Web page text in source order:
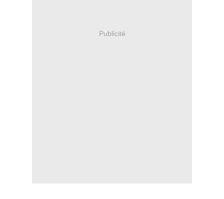
Publicité